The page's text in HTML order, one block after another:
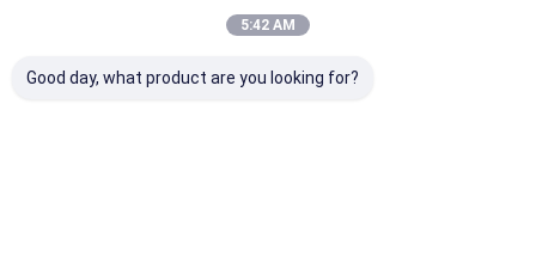
5:42 AM
Good day, what product are you looking for?